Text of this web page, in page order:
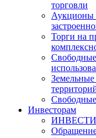
торговли
Аукционы
Торги на
Свободные
Земельные
Инвесторам